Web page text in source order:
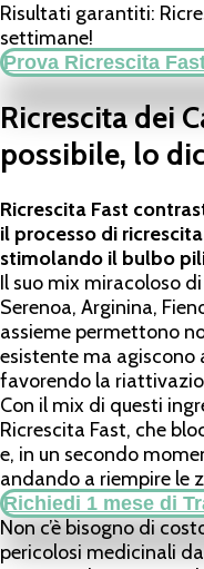
Risultati garantiti:
settimane!
Prova Ricrescita
Ricrescita dei
possibile, lo
Ricrescita Fast
il processo di
stimolando il bulbo
Il suo mix miracoloso
Serenoa, Arginina,
assieme permettono
esistente ma agiscono
favorendo la
Con il mix di questi
Ricrescita Fast, che
e, in un secondo
andando a riempire le
Richiedi 1 mese di
Non c’è bisogno di
pericolosi medicinali